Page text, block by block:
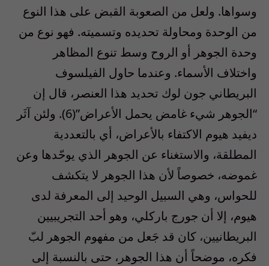
وسواها. ولعل من الصعوبة القبض على هذا النوع
من الوحدة ومحاولة تحديده وتسميته. فهو نوع من
وحدة الجوهر أو الروح وسط تنوع المظاهر
واختلاف الأسماء. وعندما حاول الفيلسوف
البريطاني جون لوك تحديد هذا العنصر، قال إن
“الجوهر شيء غامض يحمل الأعراض”(6). ولئن آثَر
ديفيد هيوم الاكتفاء بالأعراض، أي بالتعددية
المطلقة، والاستغناء عن الجوهر الذي يوحّدها وعن
غموضه، خصوصاً لأن هذا الجوهر لا يتكشف
للحواس، وهي السبيل الوحيد إلى المعرفة لدى
هيوم، إلا أن جورج باركلي، وهو أحد التجريبيين
البريطانيين، كان قد جَعل من مفهوم الجوهر لبّ
فكره، موضحاً أن هذا الجوهر، حتى بالنسبة إلى